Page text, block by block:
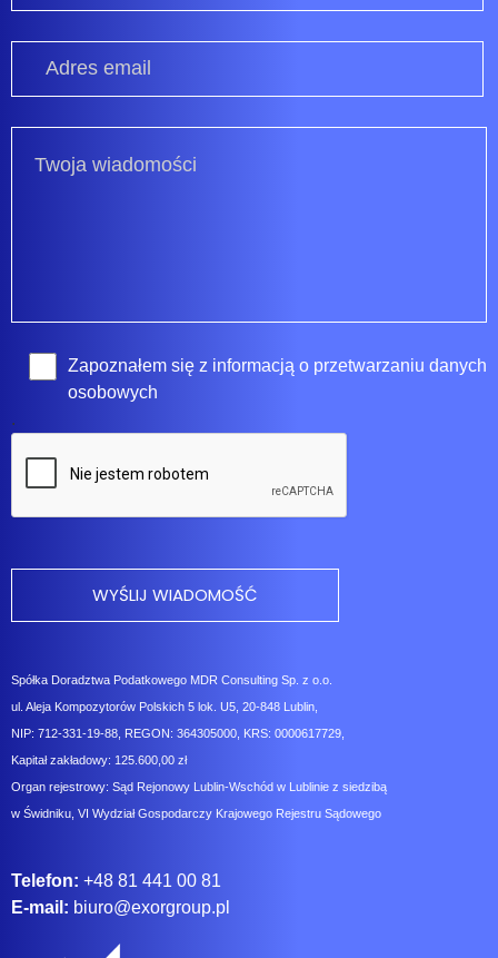
Zapoznałem się z informacją o przetwarzaniu danych
osobowych
.
Spółka Doradztwa Podatkowego MDR Consulting Sp. z o.o.
ul. Aleja Kompozytorów Polskich 5 lok. U5, 20-848 Lublin,
NIP: 712-331-19-88, REGON: 364305000, KRS: 0000617729,
Kapitał zakładowy: 125.600,00 zł
Organ rejestrowy: Sąd Rejonowy Lublin-Wschód w Lublinie z siedzibą
w Świdniku, VI Wydział Gospodarczy Krajowego Rejestru Sądowego
Telefon: +48 81 441 00 81
E-mail: biuro@exorgroup.pl